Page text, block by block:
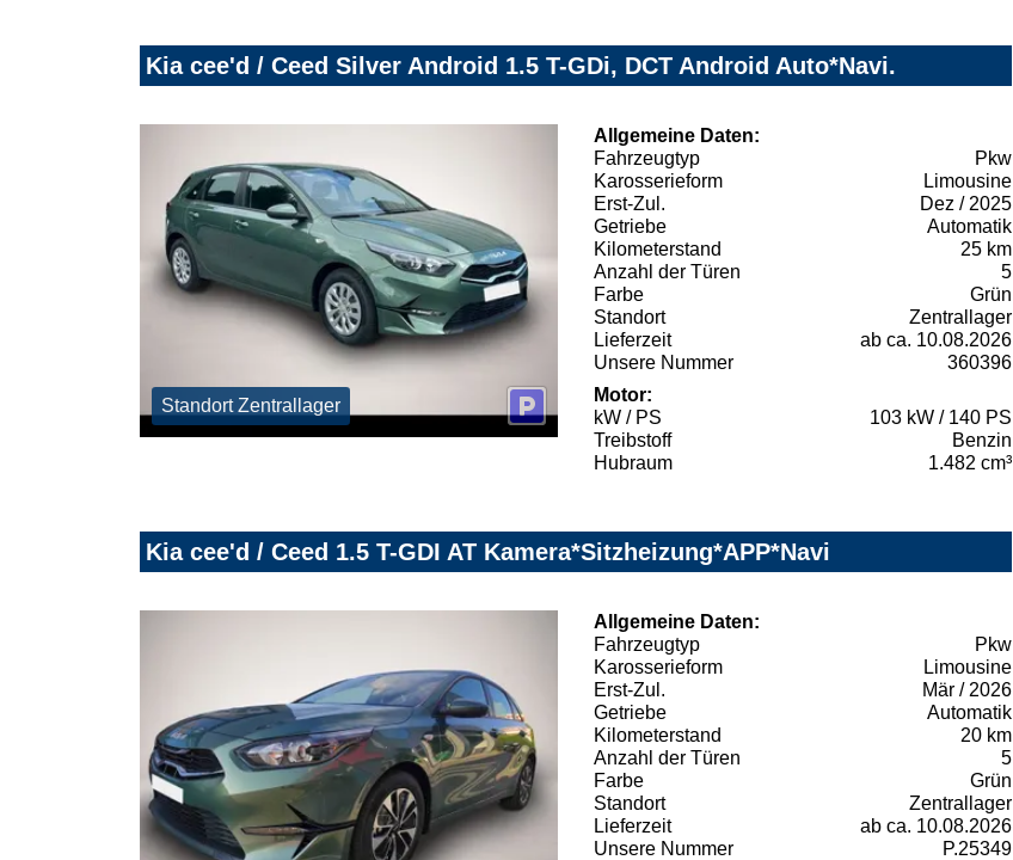
Kia cee'd / Ceed Silver Android 1.5 T-GDi, DCT Android Auto*Navi.
Standort Zentrallager
Allgemeine Daten:
Fahrzeugtyp
Pkw
Karosserieform
Limousine
Erst-Zul.
Dez / 2025
Getriebe
Automatik
Kilometerstand
25 km
Anzahl der Türen
5
Farbe
Grün
Standort
Zentrallager
Lieferzeit
ab ca. 10.08.2026
Unsere Nummer
360396
Motor:
kW / PS
103 kW / 140 PS
Treibstoff
Benzin
Hubraum
1.482 cm³
Kia cee'd / Ceed 1.5 T-GDI AT Kamera*Sitzheizung*APP*Navi
Allgemeine Daten:
Fahrzeugtyp
Pkw
Karosserieform
Limousine
Erst-Zul.
Mär / 2026
Getriebe
Automatik
Kilometerstand
20 km
Anzahl der Türen
5
Farbe
Grün
Standort
Zentrallager
Lieferzeit
ab ca. 10.08.2026
Unsere Nummer
P.25349